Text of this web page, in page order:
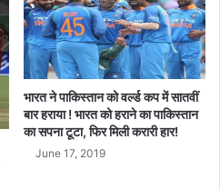
भारत ने पाकिस्तान को वर्ल्ड कप में सातवीं
बार हराया ! भारत को हराने का पाकिस्तान
का सपना टूटा, फिर मिली करारी हार!
June 17, 2019